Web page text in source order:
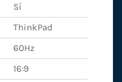
Sí
ThinkPad
60Hz
16:9